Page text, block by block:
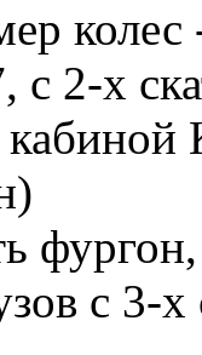
с 2-х
с 3-х